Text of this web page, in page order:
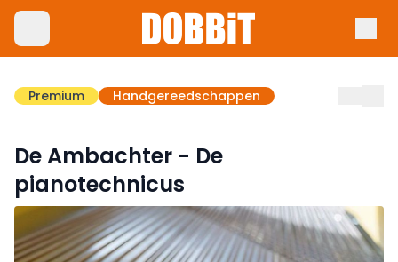
Premium Handgereedschappen
De Ambachter - De
pianotechnicus